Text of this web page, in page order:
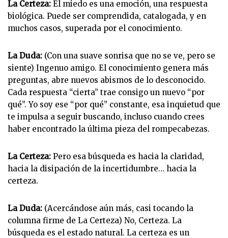
La Certeza: El miedo es una emoción, una respuesta
biológica. Puede ser comprendida, catalogada, y en
muchos casos, superada por el conocimiento.
La Duda: (Con una suave sonrisa que no se ve, pero se
siente) Ingenuo amigo. El conocimiento genera más
preguntas, abre nuevos abismos de lo desconocido.
Cada respuesta “cierta” trae consigo un nuevo “por
qué”. Yo soy ese “por qué” constante, esa inquietud que
te impulsa a seguir buscando, incluso cuando crees
haber encontrado la última pieza del rompecabezas.
La Certeza: Pero esa búsqueda es hacia la claridad,
hacia la disipación de la incertidumbre… hacia la
certeza.
La Duda: (Acercándose aún más, casi tocando la
columna firme de La Certeza) No, Certeza. La
búsqueda es el estado natural. La certeza es un